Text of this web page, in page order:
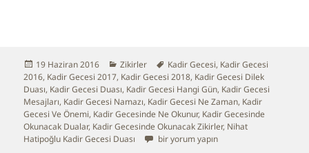
i
y
o
.
.
Yayın
tarihi
19 Haziran 2016 Kategoriler
Zikirler Etiketler
Kadir Gecesi, Kadir Gecesi
2016, Kadir Gecesi 2017, Kadir Gecesi 2018, Kadir Gecesi Dilek
Duası, Kadir Gecesi Duası, Kadir Gecesi Hangi Gün, Kadir Gecesi
Mesajları, Kadir Gecesi Namazı, Kadir Gecesi Ne Zaman, Kadir
Gecesi Ve Önemi, Kadir Gecesinde Ne Okunur, Kadir Gecesinde
Okunacak Dualar, Kadir Gecesinde Okunacak Zikirler, Nihat
Hatipoğlu Kadir Gecesi Duası
Kadir Gecesinde Okunacak Dua için
bir yorum yapın